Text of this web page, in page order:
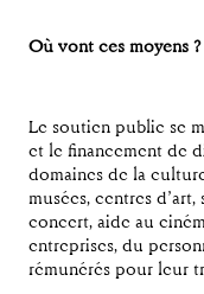
Où vont ces moyens ?
Le soutien public se
et le financement de
domaines de la
musées, centres
concert, aide au
entreprises, du
rémunérés pour leur